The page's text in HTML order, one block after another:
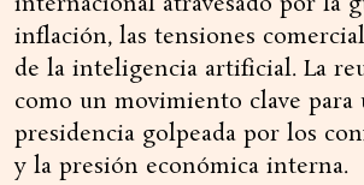
inflación, las tensiones
de la inteligencia artificial. La
como un movimiento clave para
presidencia golpeada por los
y la presión económica interna.